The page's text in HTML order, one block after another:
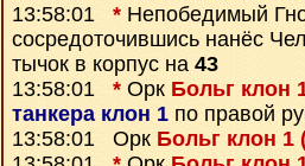
13:58:01 * Непобедимый
сосредоточившись нанёс
тычок в корпус на 43
13:58:01 * Орк Больг клон
танкера клон 1 по правой
13:58:01 Орк Больг клон 1